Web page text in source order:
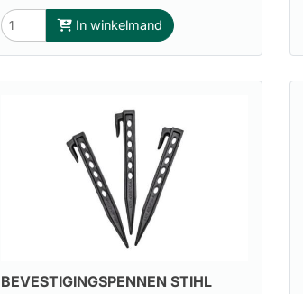
In winkelmand
BEVESTIGINGSPENNEN STIHL